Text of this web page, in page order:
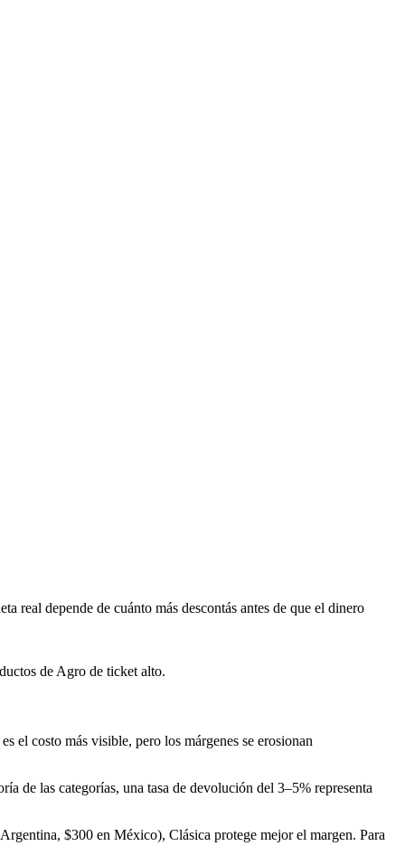
real depende de cuánto más descontás antes de que el dinero
de Agro de ticket alto.
el costo más visible, pero los márgenes se erosionan
de las categorías, una tasa de devolución del 3–5% representa
$300 en México), Clásica protege mejor el margen. Para